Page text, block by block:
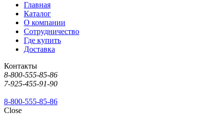
Главная
Каталог
О компании
Сотрудничество
Где купить
Доставка
Контакты
8-800-555-85-86
7-925-455-91-90
8-800-555-85-86
Close